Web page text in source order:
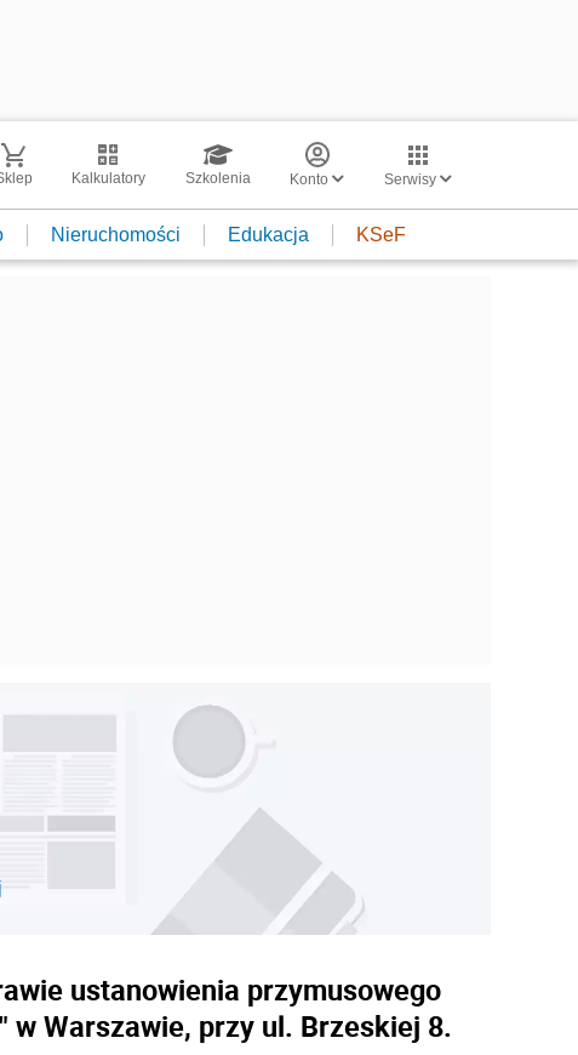
Kalkulatory Szkolenia Konto Serwisy
Nieruchomości Edukacja KSeF
ustanowienia przymusowego
Warszawie, przy ul. Brzeskiej 8.